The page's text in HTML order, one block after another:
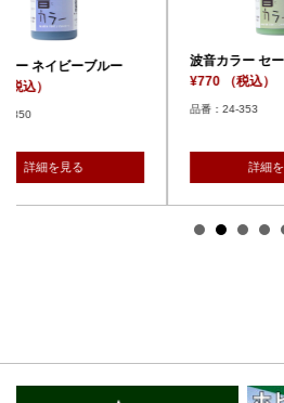
波音カラー セージグリーン